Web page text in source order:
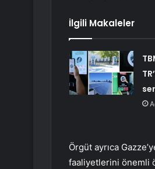
İlgili Makaleler
Örgüt ayrıca
faaliyetlerini önemli